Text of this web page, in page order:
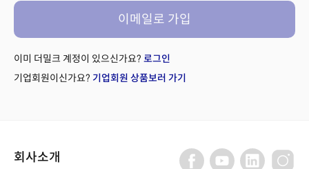
이메일로 가입
이미 더밀크 계정이 있으신가요? 로그인
기업회원이신가요? 기업회원 상품보러 가기
회사소개